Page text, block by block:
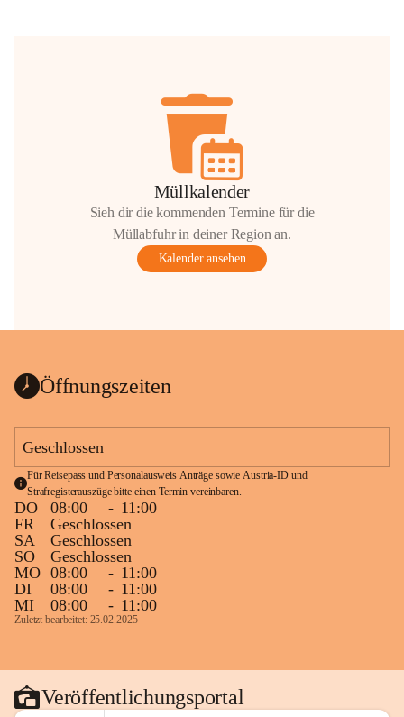
Müllkalender
Sieh dir die kommenden Termine für die
Müllabfuhr in deiner Region an.
Kalender ansehen
Öffnungszeiten
Geschlossen
Für Reisepass und Personalausweis Anträge sowie Austria-ID und
Strafregisterauszüge bitte einen Termin vereinbaren.
DO 08:00 - 11:00
FR
Geschlossen
SA
Geschlossen
SO
Geschlossen
MO 08:00 - 11:00
DI
08:00 - 11:00
MI
08:00 - 11:00
Zuletzt bearbeitet: 25.02.2025
Veröffentlichungsportal